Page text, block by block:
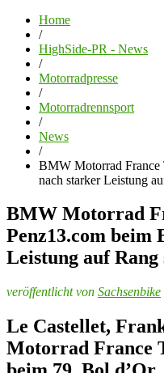
Home
/
HighSide-PR - News
/
Motorradpresse
/
Motorradrennsport
/
News
/
BMW Motorrad France
nach starker Leistung
BMW Motorrad
Penz13.com beim
Leistung auf Rang
veröffentlicht von Sachsenbike
Le Castellet,
Motorrad France